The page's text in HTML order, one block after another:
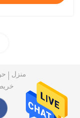
منزل